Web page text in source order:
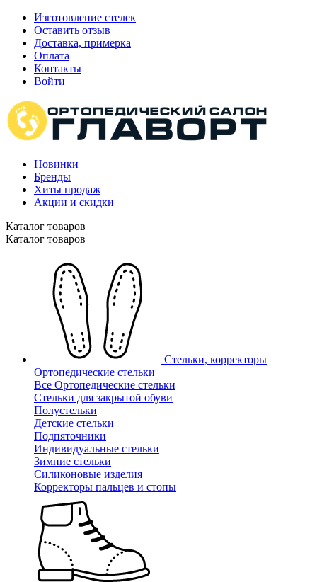
Изготовление стелек
Оставить отзыв
Доставка, примерка
Оплата
Контакты
Войти
Новинки
Бренды
Хиты продаж
Акции и скидки
Каталог товаров
Каталог товаров
Стельки, корректоры
Ортопедические стельки
Все Ортопедические стельки
Стельки для закрытой обуви
Полустельки
Детские стельки
Подпяточники
Индивидуальные стельки
Зимние стельки
Силиконовые изделия
Корректоры пальцев и стопы